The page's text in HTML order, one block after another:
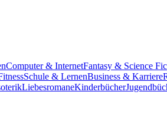
Computer & InternetFantasy & Science
Schule & LernenBusiness & Karriere
LiebesromaneKinderbücher